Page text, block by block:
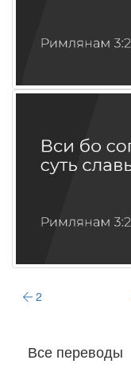
2
Все переводы